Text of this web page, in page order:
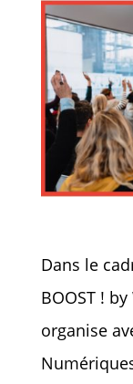
Dans le
BOOST !
organise